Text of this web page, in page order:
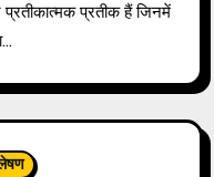
प्रतीक हैं जिनमें